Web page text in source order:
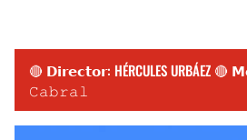
🔴 𝗗𝗶𝗿𝗲𝗰𝘁𝗼𝗿: HÉRCULES URBÁEZ
𝙲𝚊𝚋𝚛𝚊𝚕